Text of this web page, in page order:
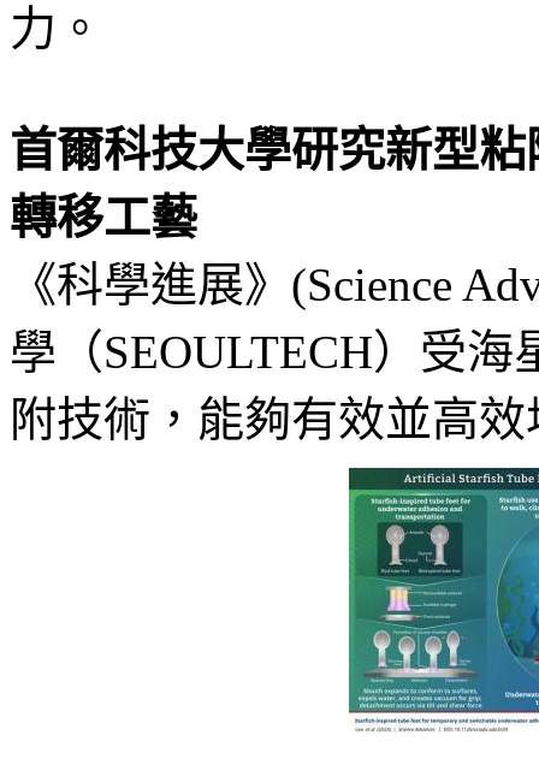
力。
首爾科技大學研究新型
轉移工藝
《科學進展》(Science
學（SEOULTECH）受
附技術，能夠有效並高